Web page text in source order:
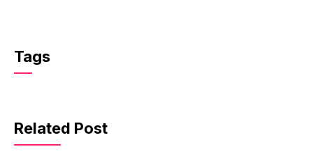
Tags
Related Post